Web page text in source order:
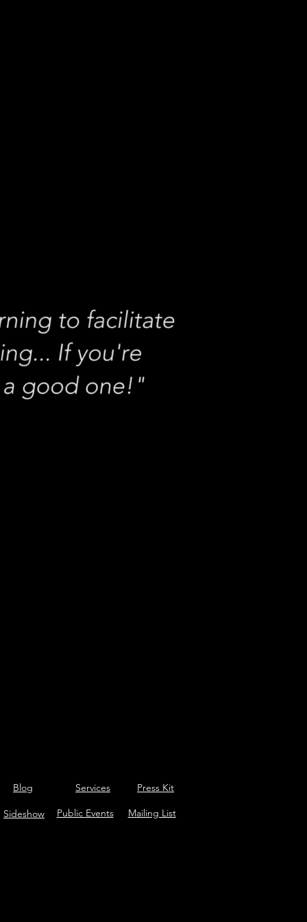
Press Kit
Public Events
Sideshow Mailing List
Blog Services